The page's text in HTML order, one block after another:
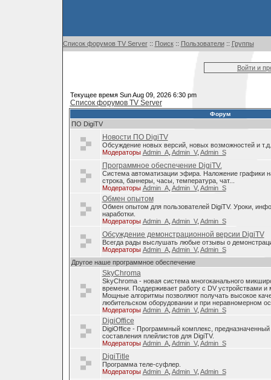
Список форумов TV Server:: Поиск:: Пользователи:: Группы
Войти и
Текущее время Sun Aug 09, 2026 6:30 pm
Список форумов TV Server
Форум
ПО DigiTV
Новости ПО DigiTV
Обсуждение новых версий, новых возможностей и т.д.
Модераторы Admin_A, Admin_V, Admin_S
Программное обеспечение DigiTV.
Система автоматизации эфира. Наложение графики
строка, баннеры, часы, температура, чат...
Модераторы Admin_A, Admin_V, Admin_S
Обмен опытом
Обмен опытом для пользователей DigiTV. Уроки,
наработки.
Модераторы Admin_A, Admin_V, Admin_S
Обсуждение демонстрационной версии DigiTV
Всегда рады выслушать любые отзывы о
Модераторы Admin_A, Admin_V, Admin_S
Другое наше программное обеспечение
SkyChroma
SkyChroma - новая система многоканального
времени. Поддерживает работу с DV устройствами
Мощные алгоритмы позволяют получать высокое
любительском оборудовании и при неравномерном
Модераторы Admin_A, Admin_V, Admin_S
DigiOffice
DigiOffice - Программный комплекс, предназначенный
составления плейлистов для DigiTV.
Модераторы Admin_A, Admin_V, Admin_S
DigiTitle
Программа теле-суфлер.
Модераторы Admin_A, Admin_V, Admin_S